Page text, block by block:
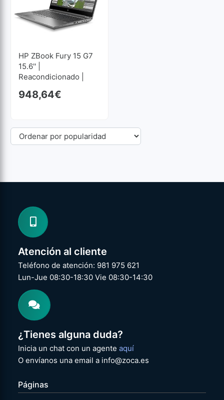
HP ZBook Fury 15 G7
15.6'' |
Reacondicionado |
GB RAM | 512 GB SSD
948,64€
Atención al cliente
Teléfono de atención: 981 975 621
Lun-Jue 08:30-18:30 Vie 08:30-14:30
¿Tienes alguna duda?
Inicia un chat con un agenteaquí
O envíanos una email a info@zoca.es
Páginas